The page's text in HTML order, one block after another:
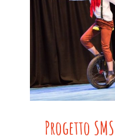
Progetto SMS